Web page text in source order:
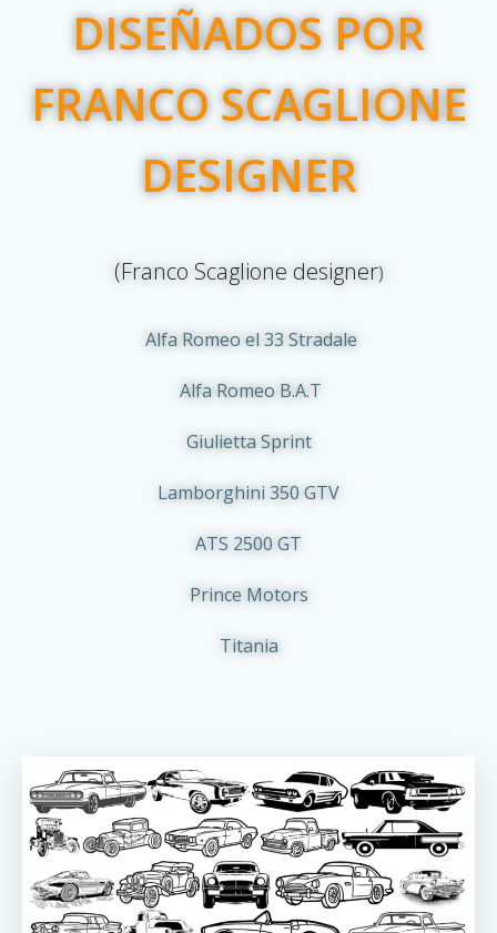
DISEÑADOS POR
FRANCO SCAGLIONE
DESIGNER
(Franco Scaglione designer)
Alfa Romeo el 33 Stradale
Alfa Romeo B.A.T
Giulietta Sprint
Lamborghini 350 GTV
ATS 2500 GT
Prince Motors
Titania